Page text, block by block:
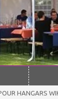
HANGARS